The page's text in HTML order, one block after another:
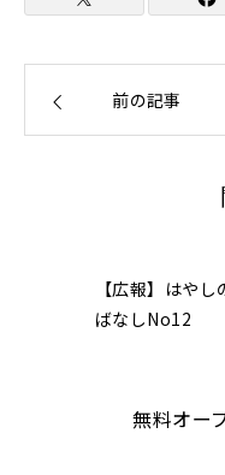
前の記事
【広報】はやし
ばなしNo12
無料オー